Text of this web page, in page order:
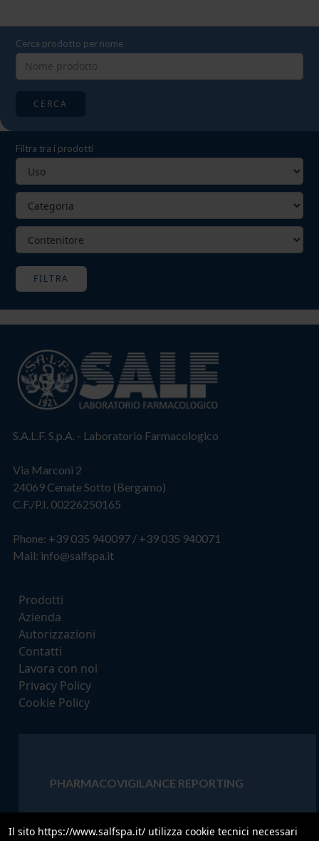
Cerca prodotto per nome
CERCA
Filtra tra i prodotti
FILTRA
S.A.L.F. S.p.A. - Laboratorio Farmacologico
Via Marconi 2
24069 Cenate Sotto (Bergamo)
C.F./P.I. 00226250165
Phone: +39 035 940097/ +39 035 940071
Mail: info@salfspa.it
Prodotti
Azienda
Autorizzazioni
Contatti
Lavora con noi
Privacy Policy
Cookie Policy
PHARMACOVIGILANCE REPORTING
Pharmacovigilance and Product quality (24 hours).
Il sito https://www.salfspa.it/ utilizza cookie tecnici necessari